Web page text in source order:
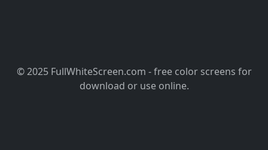
© 2025 FullWhiteScreen.com - free color screens for
download or use online.